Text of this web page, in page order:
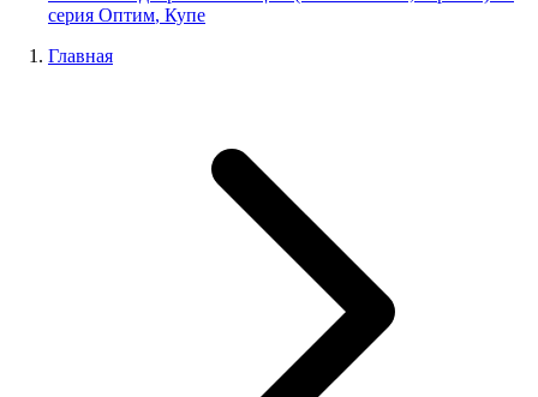
серия Оптим, Купе
Главная